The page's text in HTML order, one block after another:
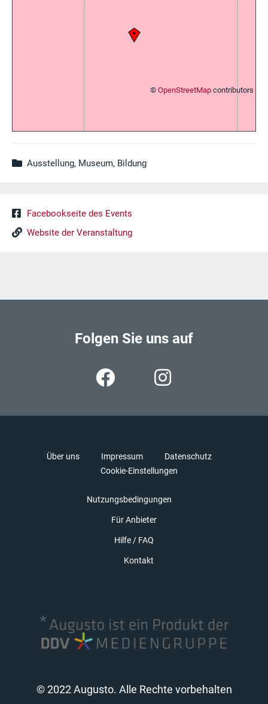
© OpenStreetMap contributors
Ausstellung, Museum, Bildung
Facebookseite des Events
Website der Veranstaltung
Folgen Sie uns auf
Über uns Impressum
Datenschutz
Cookie-Einstellungen
Nutzungsbedingungen
Für Anbieter
Hilfe / FAQ
Kontakt
© 2022 Augusto. Alle Rechte vorbehalten